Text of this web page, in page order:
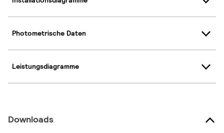
Photometrische Daten
Leistungsdiagramme
Downloads